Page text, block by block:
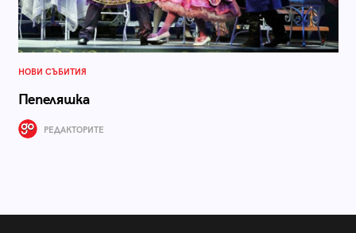
НОВИ СЪБИТИЯ
Пепеляшка
РЕДАКТОРИТЕ